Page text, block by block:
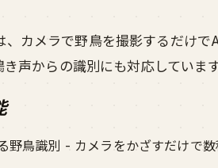
、カメラで野鳥を撮影するだけ
き声からの識別にも対応しています
野鳥識別 - カメラをかざすだけで数